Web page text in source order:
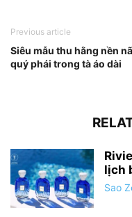
Previous article
Siêu mẫu thu hằng nền
quý phái trong tà áo dài
lịch
Sao